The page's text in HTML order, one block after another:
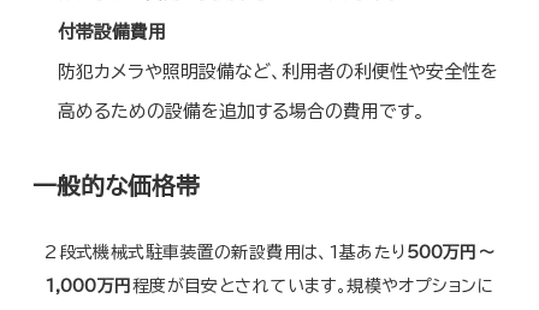
付帯設備費用
防犯カメラや照明設備など、利用者の利便性や安全性を
高めるための設備を追加する場合の費用です。
一般的な価格帯
2段式機械式駐車装置の新設費用は、1基あたり 500万円～
1,000万円 程度が目安とされています。規模やオプションに